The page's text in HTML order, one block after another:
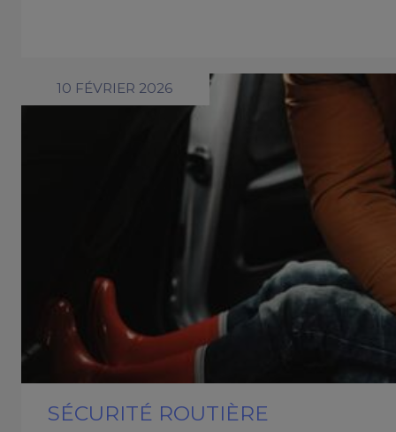
10 FÉVRIER 2026
SÉCURITÉ ROUTIÈRE